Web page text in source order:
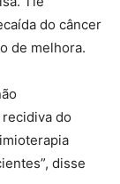
do câncer
de melhora.
do
disse